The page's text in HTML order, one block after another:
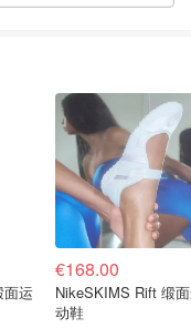
面运
€168.00
NikeSKIMS Rift 缎
动鞋